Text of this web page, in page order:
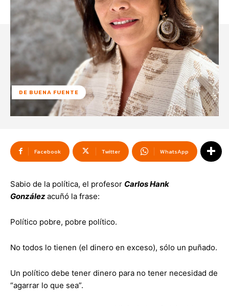
DE BUENA FUENTE
Facebook Twitter WhatsApp
Sabio de la política, el profesor Carlos Hank
Gonzálezacuñó la frase:
Político pobre, pobre político.
No todos lo tienen (el dinero en exceso), sólo un puñado.
Un político debe tener dinero para no tener necesidad de
“agarrar lo que sea”.